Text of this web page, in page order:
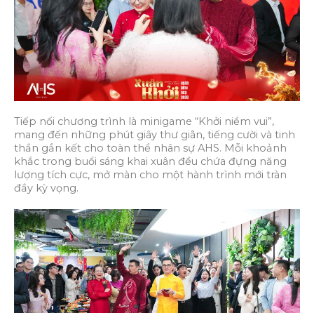
Tiếp nối chương trình là minigame “Khởi niềm vui”,
mang đến những phút giây thư giãn, tiếng cười và tinh
thần gắn kết cho toàn thể nhân sự AHS. Mỗi khoảnh
khắc trong buổi sáng khai xuân đều chứa đựng năng
lượng tích cực, mở màn cho một hành trình mới tràn
đầy kỳ vọng.